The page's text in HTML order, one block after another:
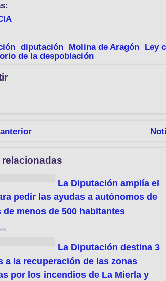
diputación Molina de Aragón Ley
de la despoblación
La Diputación amplía el
pedir las ayudas a autónomos de
de menos de 500 habitantes
La Diputación destina 3
a la recuperación de las zonas
por los incendios de La Mierla y